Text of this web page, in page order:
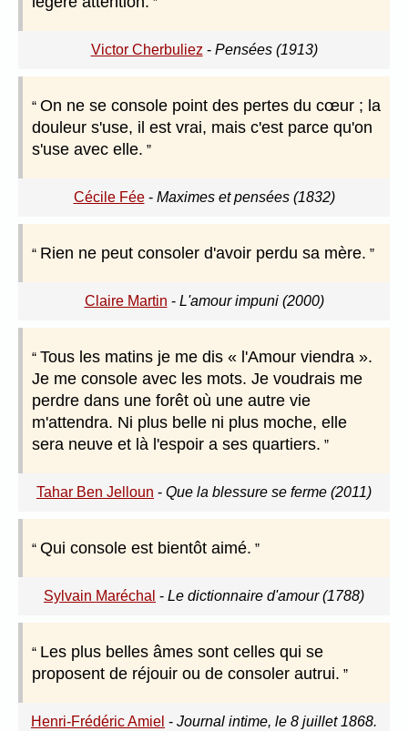
Victor Cherbuliez - Pensées (1913)
On ne se console point des pertes du cœur ; la
douleur s'use, il est vrai, mais c'est parce qu'on
s'use avec elle.
Cécile Fée- Maximes et pensées (1832)
Rien ne peut consoler d'avoir perdu sa mère.
Claire Martin - L'amour impuni (2000)
Tous les matins je me dis « l'Amour viendra ».
Je me console avec les mots. Je voudrais me
perdre dans une forêt où une autre vie
m'attendra. Ni plus belle ni plus moche, elle
sera neuve et là l'espoir a ses quartiers.
Tahar Ben Jelloun - Que la blessure se ferme (2011)
Qui console est bientôt aimé.
Sylvain Maréchal - Le dictionnaire d'amour (1788)
Les plus belles âmes sont celles qui se
proposent de réjouir ou de consoler autrui.
Henri-Frédéric Amiel - Journal intime, le 8 juillet 1868.